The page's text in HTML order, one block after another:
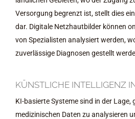
Versorgung begrenzt ist, stellt dies
dar. Digitale Netzhautbilder können
von Spezialisten analysiert werden,
zuverlässige Diagnosen gestellt
KÜNSTLICHE INTELLIGENZ
KI-basierte Systeme sind in der Lage,
medizinischen Daten zu analysieren